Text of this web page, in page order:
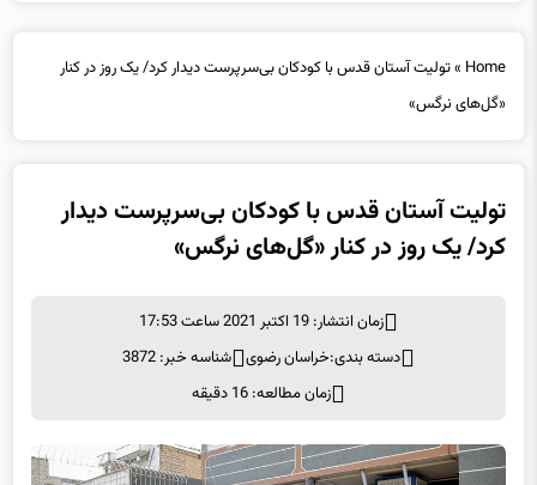
Home
»تولیت آستان قدس با کودکان بی‌سرپرست دیدار کرد/ یک روز در کنار
تولیت آستان قدس با کودکان بی‌سرپرست دیدار
زمان انتشار: 19 اکتبر 2021 ساعت 17:53
دسته بندی:خراسان رضوی
شناسه خبر: 3872